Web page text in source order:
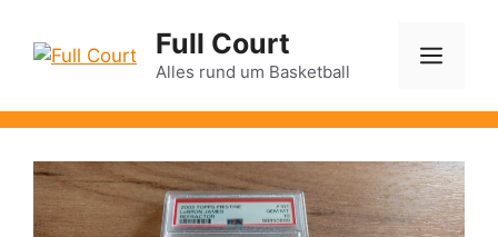
Inhalt
springen
Full Court
Alles rund um Basketball